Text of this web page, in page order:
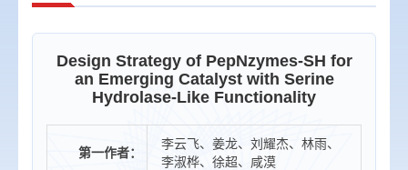
Design Strategy of PepNzymes-SH for
an Emerging Catalyst with Serine
Hydrolase-Like Functionality
第一作者：
李云飞、姜龙、刘耀杰、林雨、
李淑桦、徐超、咸漠